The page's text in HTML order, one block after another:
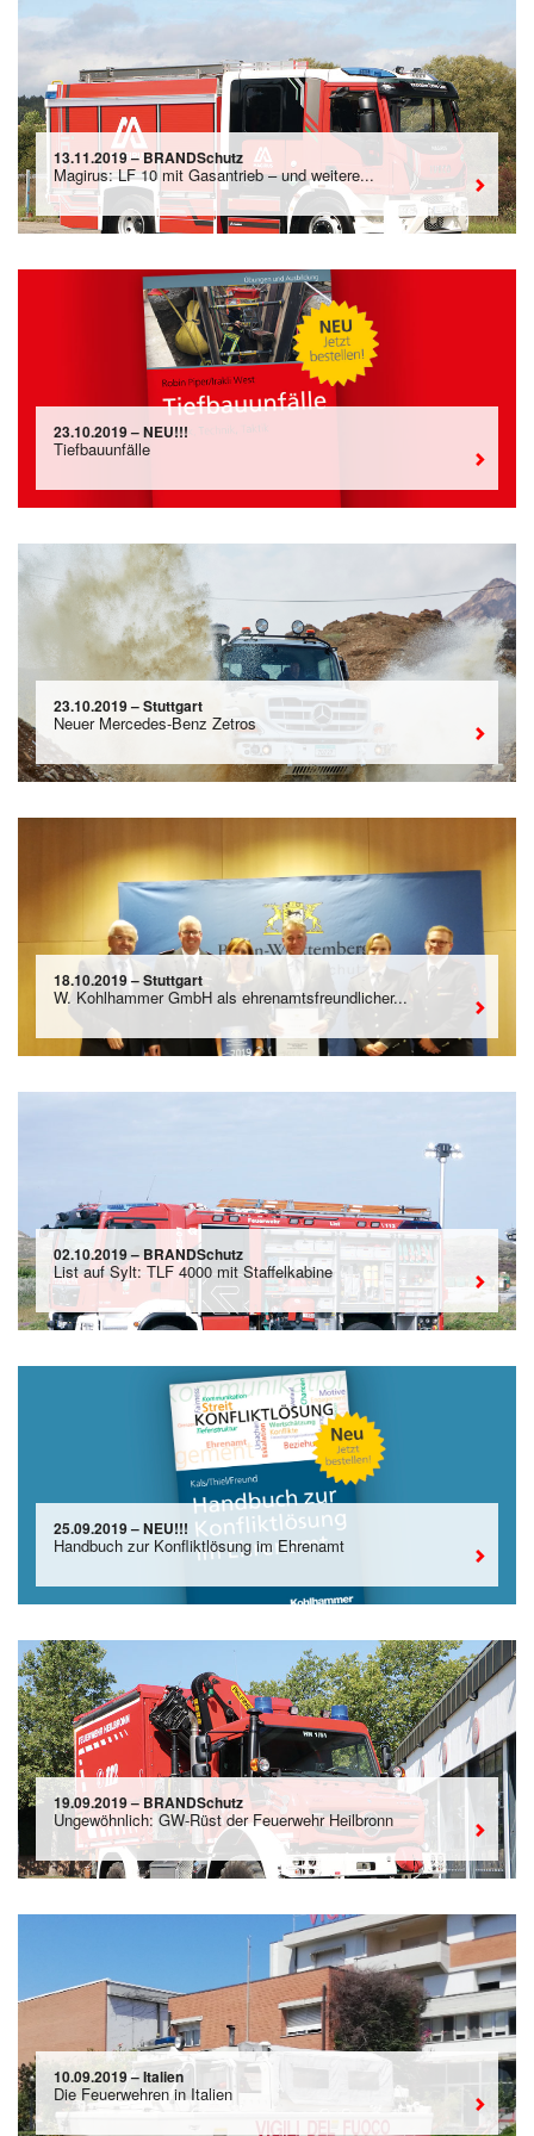
13.11.2019 – BRANDSchutz
Magirus: LF 10 mit Gasantrieb – und weitere...
23.10.2019 – NEU!!!
Tiefbauunfälle
23.10.2019 – Stuttgart
Neuer Mercedes-Benz Zetros
18.10.2019 – Stuttgart
W. Kohlhammer GmbH als ehrenamtsfreundlicher...
02.10.2019 – BRANDSchutz
List auf Sylt: TLF 4000 mit Staffelkabine
25.09.2019 – NEU!!!
Handbuch zur Konfliktlösung im Ehrenamt
19.09.2019 – BRANDSchutz
Ungewöhnlich: GW-Rüst der Feuerwehr Heilbronn
10.09.2019 – Italien
Die Feuerwehren in Italien